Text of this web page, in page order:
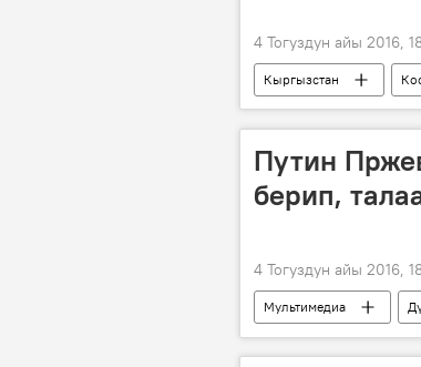
4 Тогуздун айы 2016,
Кыргызстан
Бишкек мэриясы
Путин
берип,
4 Тогуздун айы 2016,
Мультимедиа
Владимир Путин